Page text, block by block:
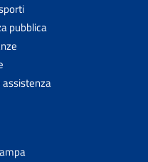
pubblica
assistenza